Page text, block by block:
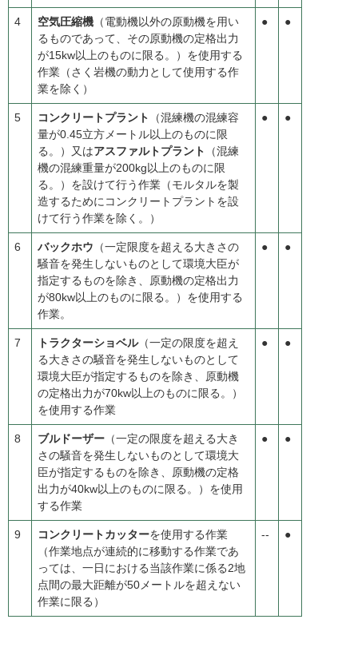
4 空気圧縮機 （電動機以外の原動機を用い
るものであって、その原動機の定格出力
が15kw以上のものに限る。）を使用する
作業（さく岩機の動力として使用する作
業を除く）
● ●
5 コンクリートプラント
（混練機の混練容
量が0.45立方メートル以上のものに限
る。）又はアスファルトプラント
（混練
機の混練重量が200kg以上のものに限
る。）を設けて行う作業（モルタルを製
造するためにコンクリートプラントを設
けて行う作業を除く。）
● ●
6 バックホウ （一定限度を超える大きさの
騒音を発生しないものとして環境大臣が
指定するものを除き、原動機の定格出力
が80kw以上のものに限る。）を使用する
作業。
● ●
7 トラクターショベル（一定の限度を超え
る大きさの騒音を発生しないものとして
環境大臣が指定するものを除き、原動機
の定格出力が70kw以上のものに限る。）
を使用する作業
● ●
8 ブルドーザー （一定の限度を超える大き
さの騒音を発生しないものとして環境大
臣が指定するものを除き、原動機の定格
出力が40kw以上のものに限る。）を使用
する作業
● ●
9 コンクリートカッターを使用する作業
（作業地点が連続的に移動する作業であ
っては、一日における当該作業に係る2地
点間の最大距離が50メートルを超えない
作業に限る）
-- ●